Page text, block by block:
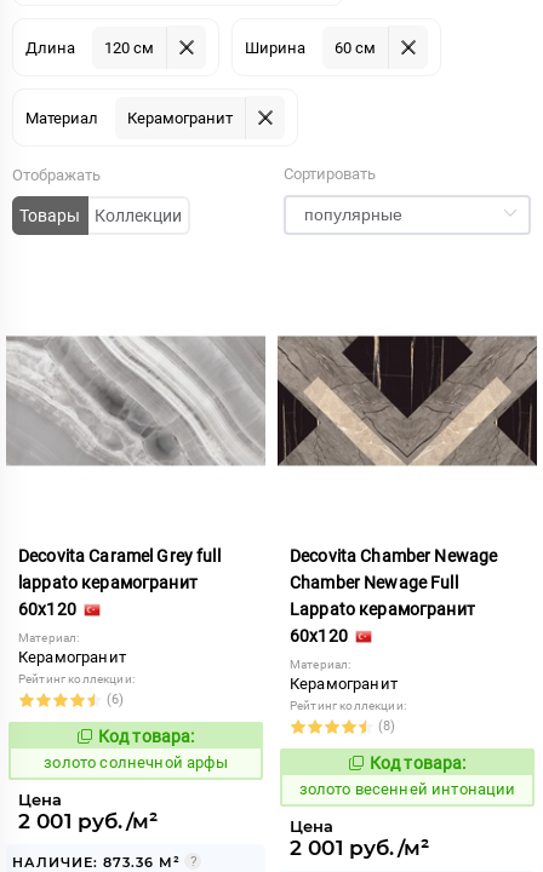
Длина 120 см Ширина 60 см
Материал Керамогранит
Отображать
Товары Коллекции
Сортировать
Decovita Caramel Grey full
lappato керамогранит
60x120
Материал:
Керамогранит
Рейтинг коллекции:
(6)
Код:
527376
Код товара:
золото солнечной арфы
Цена
2 001 руб./м²
НАЛИЧИЕ: 873.36 М²
Decovita Chamber Newage
Chamber Newage Full
Lappato керамогранит
60x120
Материал:
Керамогранит
Рейтинг коллекции:
(8)
Код:
516908
Код товара:
золото весенней интонации
Цена
2 001 руб./м²